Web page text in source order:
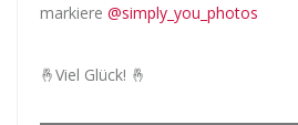
markiere @simply_you_photos
🤞Viel Glück! 🤞